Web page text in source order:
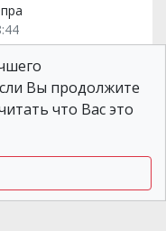
парковка
для
боевых
как
Вы продолжите
что Вас это